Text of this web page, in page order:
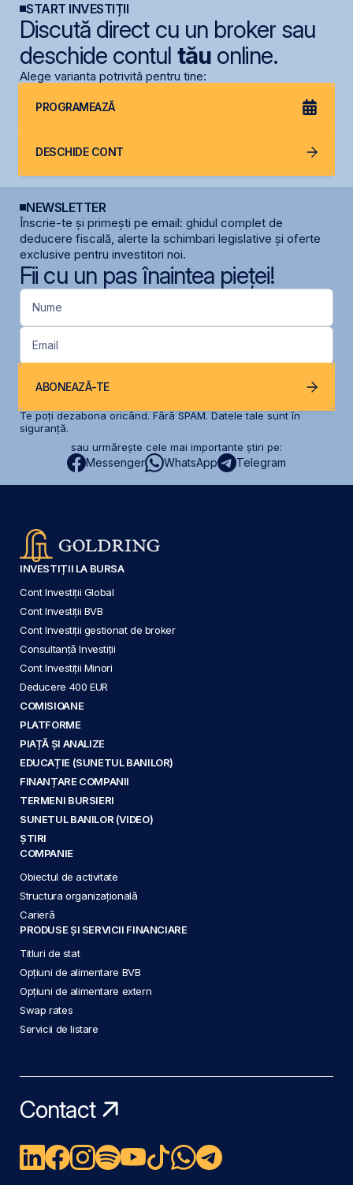
START INVESTIȚII
Discută direct cu un broker sau
deschide contul tăuonline.
Alege varianta potrivită pentru tine:
PROGRAMEAZĂ
DESCHIDE CONT
NEWSLETTER
Înscrie-te și primești pe email: ghidul complet de
deducere fiscală, alerte la schimbari legislative și oferte
exclusive pentru investitori noi.
Fii cu un pas înaintea pieței!
Nume
Email
ABONEAZĂ-TE
Te poți dezabona oricând. Fără SPAM. Datele tale sunt în
siguranță.
sau urmărește cele mai importante știri pe:
Messenger WhatsApp Telegram
INVESTIȚII LA BURSA
Cont Investiții Global
Cont Investiții BVB
Cont Investiții gestionat de broker
Consultanță Investiții
Cont Investiții Minori
Deducere 400 EUR
COMISIOANE
PLATFORME
PIAȚĂ ȘI ANALIZE
EDUCAȚIE (SUNETUL BANILOR)
FINANȚARE COMPANII
TERMENI BURSIERI
SUNETUL BANILOR (VIDEO)
ȘTIRI
COMPANIE
Obiectul de activitate
Structura organizațională
Carieră
PRODUSE ȘI SERVICII FINANCIARE
Titluri de stat
Opțiuni de alimentare BVB
Opțiuni de alimentare extern
Swap rates
Servicii de listare
Contact